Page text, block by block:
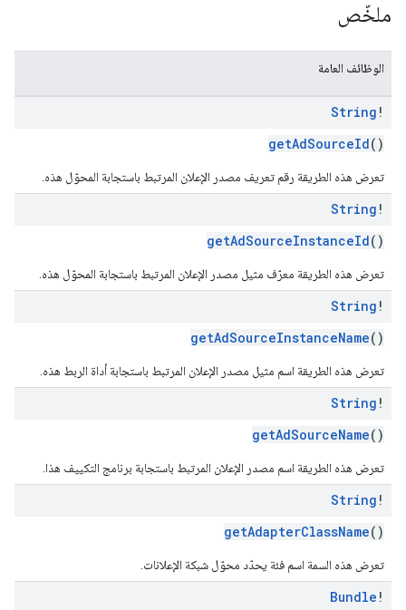
ملخّص
الوظائف العامة
String !
getAdSourceId()
تعرض هذه الطريقة رقم تعريف مصدر الإعلان المرتبط باستجابة المحوّل هذه.
String !
getAdSourceInstanceId()
تعرض هذه الطريقة معرّف مثيل مصدر الإعلان المرتبط باستجابة المحوّل هذه.
String !
getAdSourceInstanceName()
تعرض هذه الطريقة اسم مثيل مصدر الإعلان المرتبط باستجابة أداة الربط هذه.
String !
getAdSourceName()
تعرض هذه الطريقة اسم مصدر الإعلان المرتبط باستجابة برنامج التكييف هذا.
String !
getAdapterClassName()
تعرض هذه السمة اسم فئة يحدّد محوّل شبكة الإعلانات.
Bundle !